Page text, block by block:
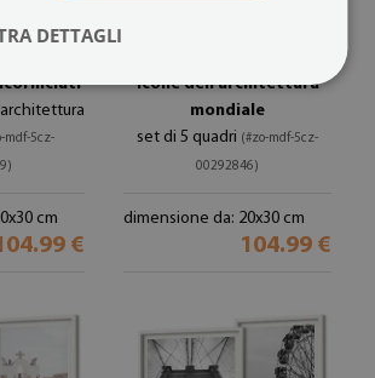
mdf-5cz-
cm
€
Icone dell'architettura
mondiale
set di 5 quadri (#zo-mdf-5cz-
00292846)
dimensione da: 20x30 cm
104.99 €
DETTAGLI